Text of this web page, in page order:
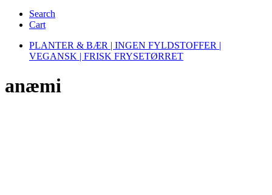
Search
Cart
PLANTER & BÆR | INGEN FYLDSTOFFER |
VEGANSK | FRISK FRYSETØRRET
anæmi